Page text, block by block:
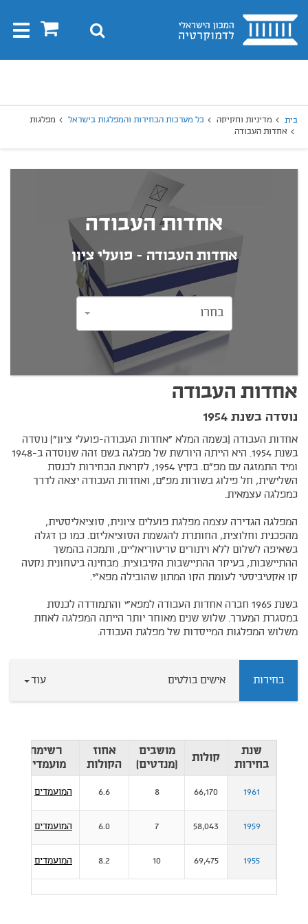
בית 0 חיפוש
בית מדיניות וחקיקה כל מערכות הבחירות והמפלגות בישראל
מפלגות
אחדות העבודה
אחדות העבודה
אחדות העבודה - פועלי ציון
בחרו
אחדות העבודה
נוסדה בשנת 1954
אחדות העבודה (בשמה המלא "אחדות העבודה-פועלי ציון") נוסדה
בשנת 1954. היא הייתה היורשת של מפלגה בשם זהה שנוסדה ב-1948
ומיד התמזגה עם מפ"ם. בקיץ 1954, לקראת הבחירות לכנסת
השלישית, חל פילוג בשורות מפ"ם, ואחדות העבודה יצאה לדרך
כמפלגה עצמאית.
המפלגה הגדירה עצמה מפלגת פועלים ציונית, סוציאליסטית,
מהפכנית וחלוצית, החותרת להגשמת הסוציאליזם. כמו כן דגלה
בשאיפה לשלום ללא ויתורים טריטוריאליים, ותמכה בהמשך
ההתיישבות, בעיקר ההתיישבות הקיבוצית. מבחינה ביטחונית נקטה
קו אקטיביסטי לעומת הקו המתון שהובילה מפא"י.
בשנת 1965 חברה אחדות העבודה למפא"י והתמודדה לכנסת
במסגרת המערך. שלוש שנים מאוחר יותר הייתה המפלגה לאחת
משלוש המפלגות המייסדות של מפלגת העבודה.
בחירות אישים בולטים עוד
שנת
בחירות
קולות
מושבים
(מנדטים)
אחוז
הקולות
רשימת
מועמדים
1961
66,170
8
6.6 המועמדים
1959
58,043
7
6.0 המועמדים
1955
69,475
10
8.2 המועמדים